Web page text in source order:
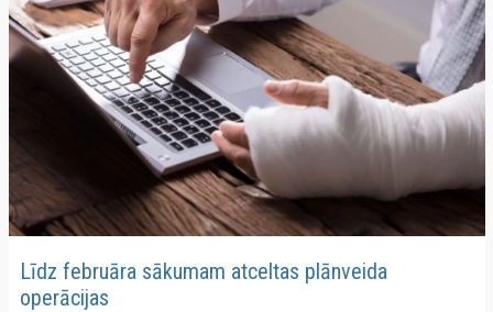
Līdz februāra sākumam atceltas plānveida
operācijas